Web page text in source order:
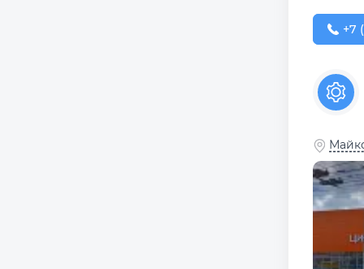
+7+7